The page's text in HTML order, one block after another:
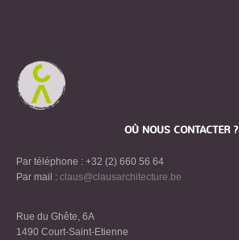
OÙ NOUS CONTACTER ?
Par téléphone : +32 (2) 660 56 64
Par mail : claus@clausarchitecture.be
Rue du Ghête, 6A
1490 Court-Saint-Etienne